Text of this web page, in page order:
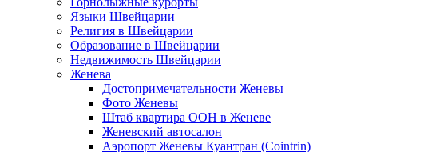
Языки Швейцарии
Религия в Швейцарии
Образование в Швейцарии
Недвижимость Швейцарии
Женева
Достопримечательности Женевы
Фото Женевы
Штаб квартира ООН в Женеве
Женевский автосалон
Аэропорт Женевы Куантран (Cointrin)